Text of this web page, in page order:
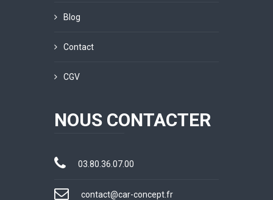
Blog
Contact
CGV
NOUS CONTACTER
03.80.36.07.00
contact@car-concept.fr